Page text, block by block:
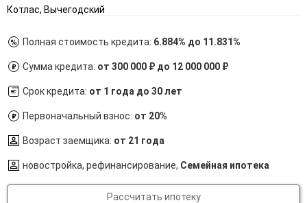
Котлас, Вычегодский
Полная стоимость кредита: 6.884% до 11.831%
Сумма кредита: от 300 000 ₽ до 12 000 000 ₽
Срок кредита: от 1 года до 30 лет
Первоначальный взнос: от 20%
Возраст заемщика: от 21 года
новостройка, рефинансирование, Семейная ипотека
Рассчитать ипотеку